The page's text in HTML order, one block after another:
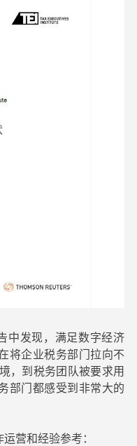
中发现，满足数字经济
将企业税务部门拉向不
，到税务团队被要求用
部门都感受到非常大的
营和经验参考：